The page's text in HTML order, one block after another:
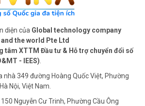
diện của Global technology company
the world Pte Ltd
tâm XTTM Đầu tư & Hỗ trợ chuyển đổi số
- IEES)
nhà 349 đường Hoàng Quốc Việt, Phường
Nội, Việt Nam.
Nguyễn Cư Trinh, Phường Cầu Ông